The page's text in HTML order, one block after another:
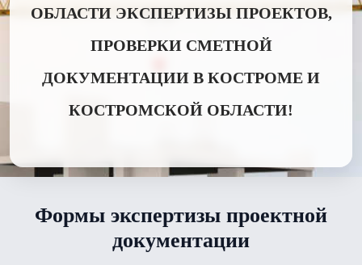
ОБЛАСТИ ЭКСПЕРТИЗЫ ПРОЕКТОВ,
ПРОВЕРКИ СМЕТНОЙ
ДОКУМЕНТАЦИИ В КОСТРОМЕ И
КОСТРОМСКОЙ ОБЛАСТИ!
Формы экспертизы проектной
документации